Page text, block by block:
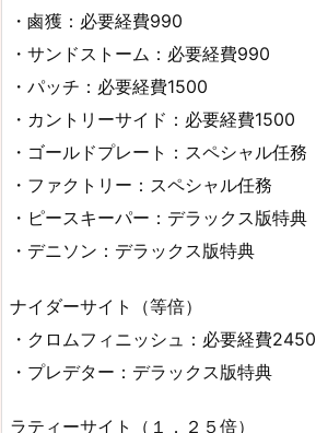
・鹵獲：必要経費990
・サンドストーム：必要経費990
・パッチ：必要経費1500
・カントリーサイド：必要経費1500
・ゴールドプレート：スペシャル任務
・ファクトリー：スペシャル任務
・ピースキーパー：デラックス版特典
・デニソン：デラックス版特典
ナイダーサイト（等倍）
・クロムフィニッシュ：必要経費2450
・プレデター：デラックス版特典
ラティーサイト（１．２５倍）